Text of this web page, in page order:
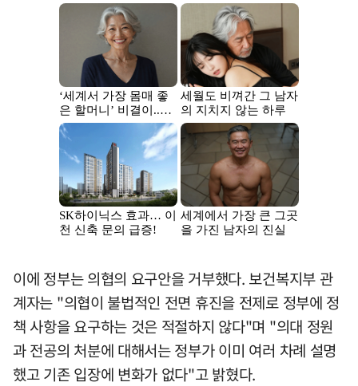
이에 정부는 의협의 요구안을 거부했다. 보건복지부 관
계자는 "의협이 불법적인 전면 휴진을 전제로 정부에 정
책 사항을 요구하는 것은 적절하지 않다"며 "의대 정원
과 전공의 처분에 대해서는 정부가 이미 여러 차례 설명
했고 기존 입장에 변화가 없다"고 밝혔다.